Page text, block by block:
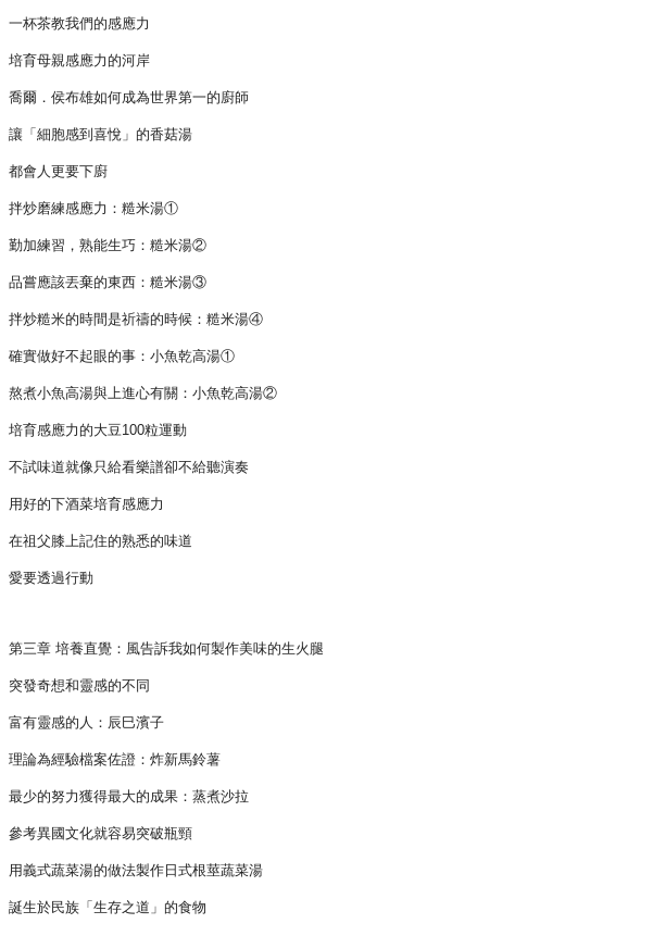
一杯茶教我們的感應力
培育母親感應力的河岸
喬爾．侯布雄如何成為世界第一的廚師
讓「細胞感到喜悅」的香菇湯
都會人更要下廚
拌炒磨練感應力：糙米湯①
勤加練習，熟能生巧：糙米湯②
品嘗應該丟棄的東西：糙米湯③
拌炒糙米的時間是祈禱的時候：糙米湯④
確實做好不起眼的事：小魚乾高湯①
熬煮小魚高湯與上進心有關：小魚乾高湯②
培育感應力的大豆100粒運動
不試味道就像只給看樂譜卻不給聽演奏
用好的下酒菜培育感應力
在祖父膝上記住的熟悉的味道
愛要透過行動
第三章 培養直覺：風告訴我如何製作美味的生火腿
突發奇想和靈感的不同
富有靈感的人：辰巳濱子
理論為經驗檔案佐證：炸新馬鈴薯
最少的努力獲得最大的成果：蒸煮沙拉
參考異國文化就容易突破瓶頸
用義式蔬菜湯的做法製作日式根莖蔬菜湯
誕生於民族「生存之道」的食物